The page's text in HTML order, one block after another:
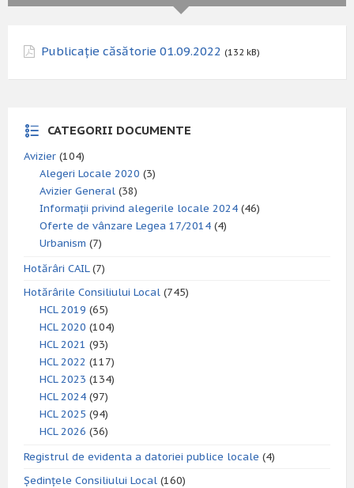
Publicație căsătorie 01.09.2022 (132 kB)
CATEGORII DOCUMENTE
Avizier (104)
Alegeri Locale 2020 (3)
Avizier General (38)
Informații privind alegerile locale 2024 (46)
Oferte de vânzare Legea 17/2014 (4)
Urbanism (7)
Hotărâri CAIL(7)
Hotărârile Consiliului Local (745)
HCL 2019 (65)
HCL 2020 (104)
HCL 2021 (93)
HCL 2022 (117)
HCL 2023 (134)
HCL 2024 (97)
HCL 2025 (94)
HCL 2026 (36)
Registrul de evidenta a datoriei publice locale (4)
Ședințele Consiliului Local (160)